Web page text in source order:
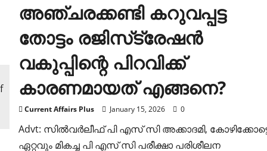
അഞ്ചരക്കണ്ടി കറുവപ്പട്ട
തോട്ടം രജിസ്‌ട്രേഷന്‍
വകുപ്പിന്റെ പിറവിക്ക്
കാരണമായത് എങ്ങനെ?
Current Affairs Plus January 15, 2026 0
Advt: സില്‍വര്‍ലീഫ് പി എസ് സി അക്കാദമി,
ഏറ്റവും മികച്ച പി എസ് സി പരീക്ഷാ പരിശീലന